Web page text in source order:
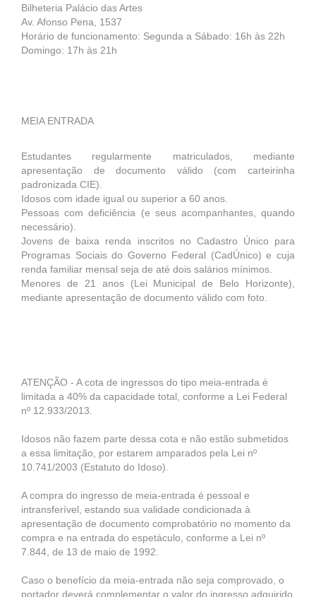
Bilheteria Palácio das Artes
Av. Afonso Pena, 1537
Horário de funcionamento: Segunda a Sábado: 16h às 22h
Domingo: 17h às 21h
MEIA ENTRADA
Estudantes regularmente matriculados, mediante
apresentação de documento válido (com carteirinha
padronizada CIE).
Idosos com idade igual ou superior a 60 anos.
Pessoas com deficiência (e seus acompanhantes, quando
necessário).
Jovens de baixa renda inscritos no Cadastro Único para
Programas Sociais do Governo Federal (CadÚnico) e cuja
renda familiar mensal seja de até dois salários mínimos.
Menores de 21 anos (Lei Municipal de Belo Horizonte),
mediante apresentação de documento válido com foto.
ATENÇÃO - A cota de ingressos do tipo meia-entrada é
limitada a 40% da capacidade total, conforme a Lei Federal
nº 12.933/2013.
Idosos não fazem parte dessa cota e não estão submetidos
a essa limitação, por estarem amparados pela Lei nº
10.741/2003 (Estatuto do Idoso).
A compra do ingresso de meia-entrada é pessoal e
intransferível, estando sua validade condicionada à
apresentação de documento comprobatório no momento da
compra e na entrada do espetáculo, conforme a Lei nº
7.844, de 13 de maio de 1992.
Caso o benefício da meia-entrada não seja comprovado, o
portador deverá complementar o valor do ingresso adquirido